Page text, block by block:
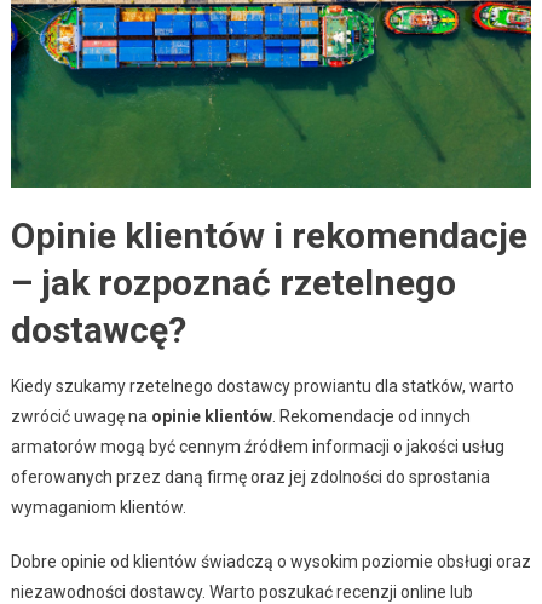
Opinie klientów i rekomendacje
– jak rozpoznać rzetelnego
dostawcę?
Kiedy szukamy rzetelnego dostawcy prowiantu dla statków, warto
zwrócić uwagę na opinie klientów. Rekomendacje od innych
armatorów mogą być cennym źródłem informacji o jakości usług
oferowanych przez daną firmę oraz jej zdolności do sprostania
wymaganiom klientów.
Dobre opinie od klientów świadczą o wysokim poziomie obsługi oraz
niezawodności dostawcy. Warto poszukać recenzji online lub